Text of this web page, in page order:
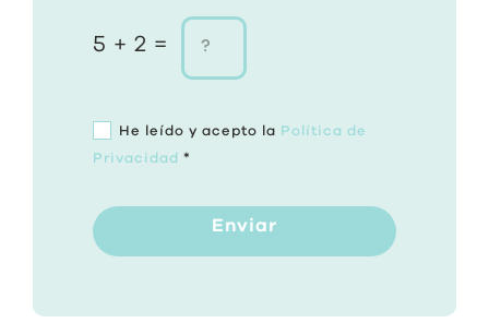
5 + 2 =
He leído y acepto la Política de
Privacidad *
Enviar